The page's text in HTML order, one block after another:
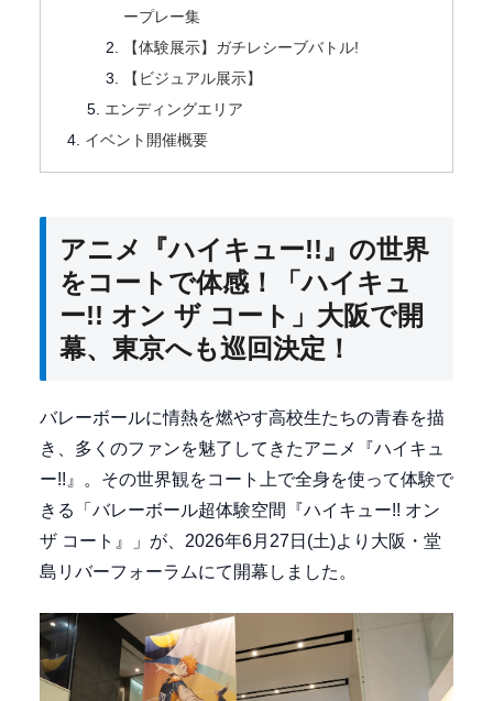
ープレー集
【体験展示】ガチレシーブバトル!
【ビジュアル展示】
エンディングエリア
イベント開催概要
アニメ『ハイキュー!!』の世界
をコートで体感！「ハイキュ
ー!! オン ザ コート」大阪で開
幕、東京へも巡回決定！
バレーボールに情熱を燃やす高校生たちの青春を描
き、多くのファンを魅了してきたアニメ『ハイキュ
ー!!』。その世界観をコート上で全身を使って体験で
きる「バレーボール超体験空間『ハイキュー!! オン
ザ コート』」が、2026年6月27日(土)より大阪・堂
島リバーフォーラムにて開幕しました。